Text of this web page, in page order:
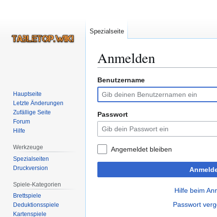
Anmelden
Zur
Navigation
springen
Zur
Suche
springen
Benutzername
Passwort
Angemeldet bleiben
Hilfe beim
Passwort
Spezialseite
Hauptseite
Letzte Änderungen
Zufällige Seite
Forum
Hilfe
Werkzeuge
Spezialseiten
Druckversion
Spiele-Kategorien
Brettspiele
Deduktionsspiele
Kartenspiele